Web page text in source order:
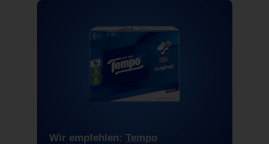
Wir empfehlen: Tempo